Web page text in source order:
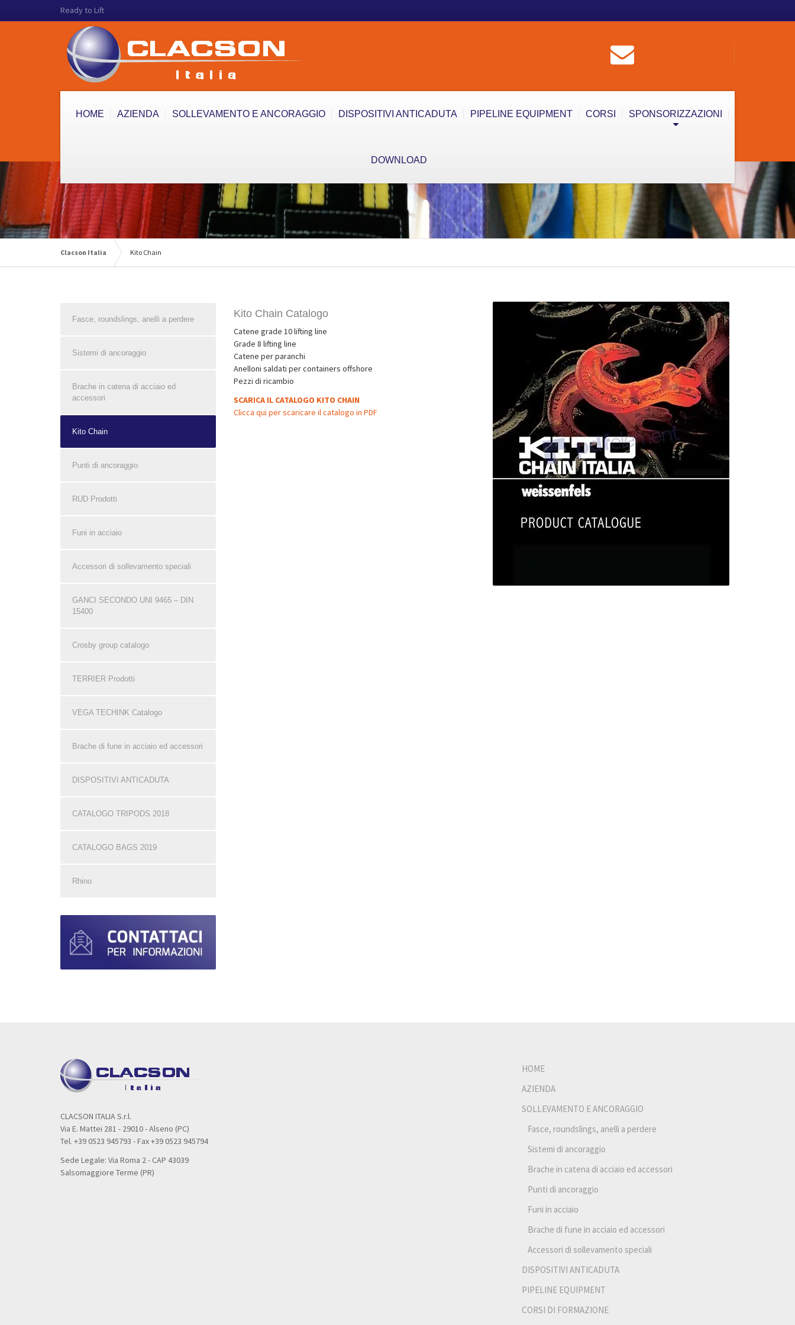
Ready to Lift
HOME AZIENDA SOLLEVAMENTO E ANCORAGGIO DISPOSITIVI ANTICADUTA PIPELINE EQUIPMENT CORSI SPONSORIZZAZIONI
DOWNLOAD
Clacson Italia Kito Chain
Kito Chain Catalogo
Catene grade 10 lifting line
Grade 8 lifting line
Catene per paranchi
Anelloni saldati per containers offshore
Pezzi di ricambio
SCARICA IL CATALOGO KITO CHAIN
Clicca qui per scaricare il catalogo in PDF
Fasce, roundslings, anelli a perdere
Sistemi di ancoraggio
Brache in catena di acciaio ed
accessori
Kito Chain
Punti di ancoraggio
RUD Prodotti
Funi in acciaio
Accessori di sollevamento speciali
GANCI SECONDO UNI 9465 – DIN
15400
Crosby group catalogo
TERRIER Prodotti
VEGA TECHINK Catalogo
Brache di fune in acciaio ed accessori
DISPOSITIVI ANTICADUTA
CATALOGO TRIPODS 2018
CATALOGO BAGS 2019
Rhino
CLACSON ITALIA S.r.l.
Via E. Mattei 281 - 29010 - Alseno (PC)
Tel. +39 0523 945793 - Fax +39 0523 945794
Sede Legale: Via Roma 2 - CAP 43039
Salsomaggiore Terme (PR)
HOME
AZIENDA
SOLLEVAMENTO E ANCORAGGIO
Fasce, roundslings, anelli a perdere
Sistemi di ancoraggio
Brache in catena di acciaio ed accessori
Punti di ancoraggio
Funi in acciaio
Brache di fune in acciaio ed accessori
Accessori di sollevamento speciali
DISPOSITIVI ANTICADUTA
PIPELINE EQUIPMENT
CORSI DI FORMAZIONE